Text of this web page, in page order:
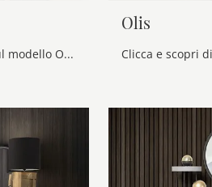
Se desideri sapere di più sul modello Olis Comò, clicca e scopri i Comodini e comò Alf Da Frè ideali per la tua camera da letto.
Olis